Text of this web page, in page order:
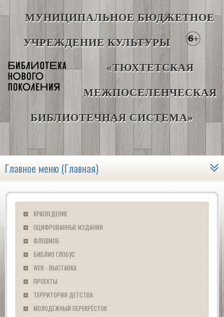
МУНИЦИПАЛЬНОЕ БЮДЖЕТНОЕ
УЧРЕЖДЕНИЕ КУЛЬТУРЫ
«ТЮХТЕТСКАЯ
МЕЖПОСЕЛЕНЧЕСКАЯ
БИБЛИОТЕЧНАЯ СИСТЕМА»
Главное меню (Главная)
КРАЕВЕДЕНИЕ
ОЦИФРОВАННЫЕ ИЗДАНИЯ
ФЛЕШМОБ
БИБЛИО ГЛОБУС
WEB - ВЫСТАВКА
ПРОЕКТЫ
ТЕРРИТОРИЯ ДЕТСТВА
МОЛОДЁЖНЫЙ ПЕРЕКРЁСТОК